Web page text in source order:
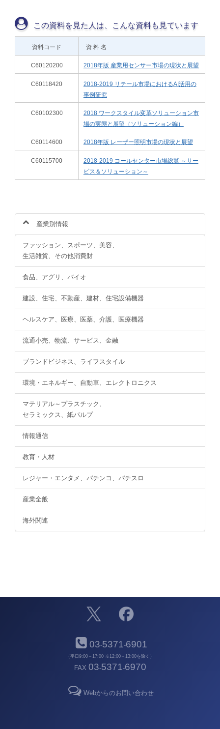
この資料を見た人は、こんな資料も見ています
資料コード 資 料 名
C60120200 2018年版 産業用センサー市場の現状と展望
C60118420
2018-2019 リテール市場におけるAI活用の
事例研究
C60102300
2018 ワークスタイル変革ソリューション市
場の実態と展望（ソリューション編）
C60114600 2018年版 レーザー照明市場の現状と展望
C60115700
2018-2019 コールセンター市場総覧 ～サー
ビス＆ソリューション～
産業別情報
ファッション、スポーツ、美容、
生活雑貨、その他消費財
食品、アグリ、バイオ
建設、住宅、不動産、建材、住宅設備機器
ヘルスケア、医療、医薬、介護、医療機器
流通小売、物流、サービス、金融
ブランドビジネス、ライフスタイル
環境・エネルギー、自動車、エレクトロニクス
マテリアル～プラスチック、
セラミックス、紙パルプ
情報通信
教育・人材
レジャー・エンタメ、パチンコ、パチスロ
産業全般
海外関連
03-5371-6901
（平日9:00～17:00 ※12:00～13:00を除く）
FAX 03-5371-6970
Webからのお問い合わせ